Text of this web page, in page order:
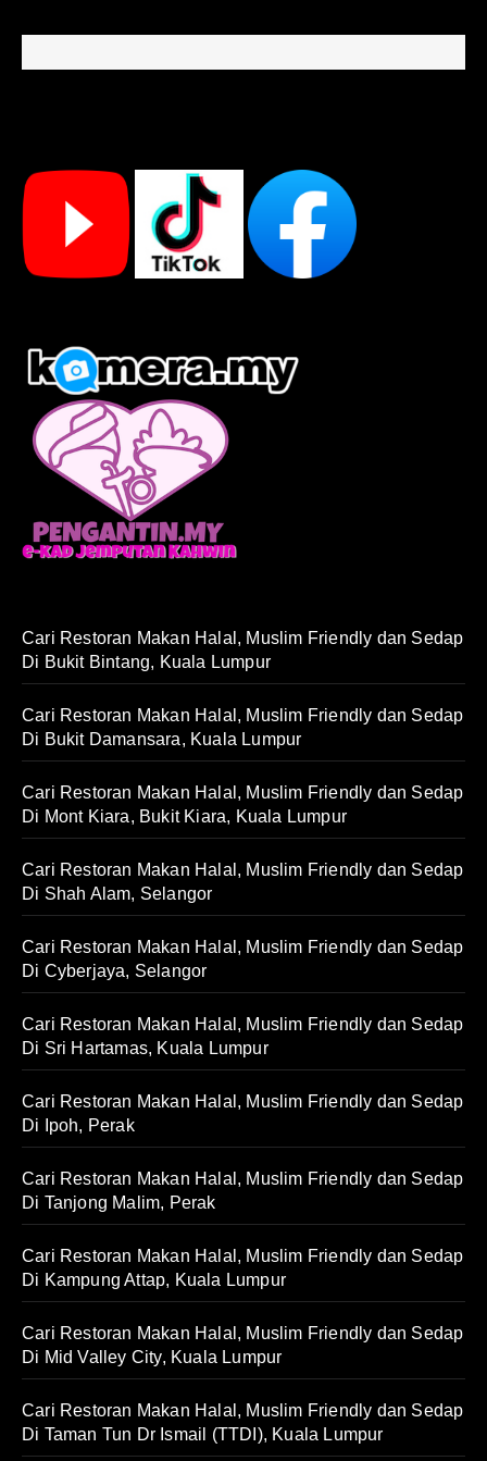
Cari Restoran Makan Halal, Muslim Friendly dan Sedap
Di Bukit Bintang, Kuala Lumpur
Cari Restoran Makan Halal, Muslim Friendly dan Sedap
Di Bukit Damansara, Kuala Lumpur
Cari Restoran Makan Halal, Muslim Friendly dan Sedap
Di Mont Kiara, Bukit Kiara, Kuala Lumpur
Cari Restoran Makan Halal, Muslim Friendly dan Sedap
Di Shah Alam, Selangor
Cari Restoran Makan Halal, Muslim Friendly dan Sedap
Di Cyberjaya, Selangor
Cari Restoran Makan Halal, Muslim Friendly dan Sedap
Di Sri Hartamas, Kuala Lumpur
Cari Restoran Makan Halal, Muslim Friendly dan Sedap
Di Ipoh, Perak
Cari Restoran Makan Halal, Muslim Friendly dan Sedap
Di Tanjong Malim, Perak
Cari Restoran Makan Halal, Muslim Friendly dan Sedap
Di Kampung Attap, Kuala Lumpur
Cari Restoran Makan Halal, Muslim Friendly dan Sedap
Di Mid Valley City, Kuala Lumpur
Cari Restoran Makan Halal, Muslim Friendly dan Sedap
Di Taman Tun Dr Ismail (TTDI), Kuala Lumpur